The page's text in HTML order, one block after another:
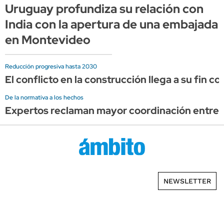
Uruguay profundiza su relación con
India con la apertura de una embajada
en Montevideo
Reducción progresiva hasta 2030
El conflicto en la construcción llega a su fin
De la normativa a los hechos
Expertos reclaman mayor coordinación
NEWSLETTER